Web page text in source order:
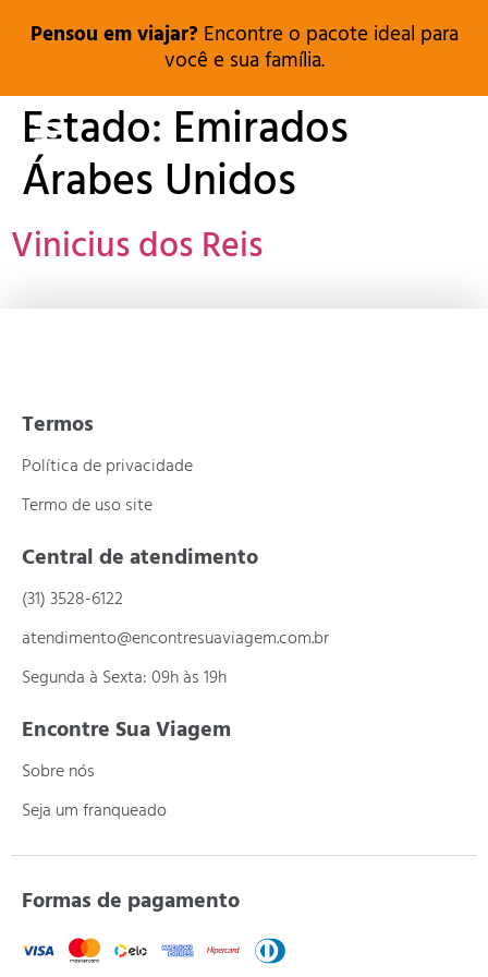
Pensou em viajar? Encontre o pacote ideal para
você e sua família.
Estado: Emirados
Árabes Unidos
Vinicius dos Reis
Encontre Sua Viagem
Sobre nós
Seja um franqueado
Central de atendimento
(31) 3528-6122
atendimento@encontresuaviagem.com.br
Segunda à Sexta: 09h às 19h
Termos
Política de privacidade
Termo de uso site
Formas de pagamento